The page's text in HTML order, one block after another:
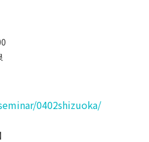
r/0402shizuoka/